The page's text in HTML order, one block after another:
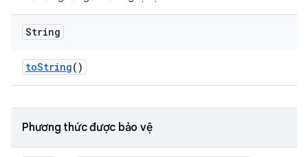
String
toString()
Phương thức được bảo vệ